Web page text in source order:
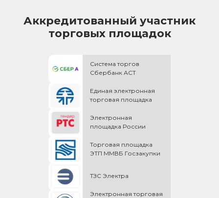
Аккредитованный участник
торговых площадок
Система торгов
Сбербанк АСТ
Единая электронная
торговая площадка
Электронная
площадка России
Торговая площадка
ЭТП ММВБ Госзакупки
ТЗС Электра
Электронная торговая